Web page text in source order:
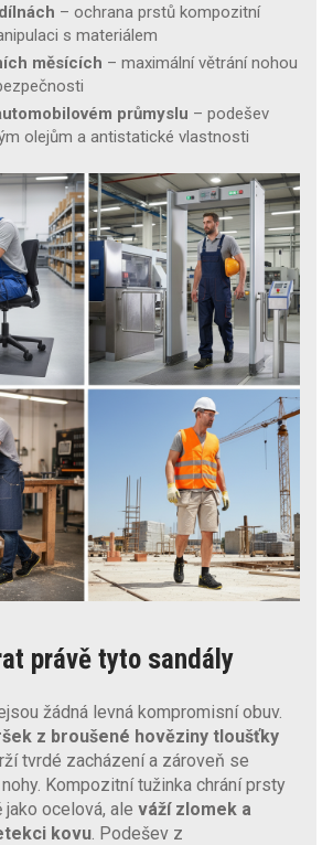
– ochrana prstů kompozitní
s materiálem
měsících – maximální větrání nohou
průmyslu – podešev
olejům a antistatické vlastnosti
právě tyto sandály
žádná levná kompromisní obuv.
z broušené hověziny tloušťky
tvrdé zacházení a zároveň se
Kompozitní tužinka chrání prsty
ocelová, ale váží zlomek a
kovu . Podešev z